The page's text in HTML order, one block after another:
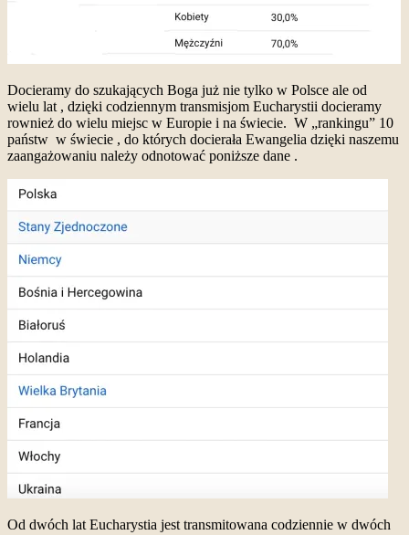
Docieramy do szukających Boga już nie tylko w Polsce ale od
wielu lat , dzięki codziennym transmisjom Eucharystii docieramy
rownież do wielu miejsc w Europie i na świecie. W „rankingu” 10
państw w świecie , do których docierała Ewangelia dzięki naszemu
zaangażowaniu należy odnotować poniższe dane .
Od dwóch lat Eucharystia jest transmitowana codziennie w dwóch